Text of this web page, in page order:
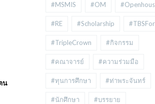
น
#MSMIS #OM
#RE #Scholarship
#TripleCrown #กิจกรรม
#คณาจารย์ #ความร่วมมือ
#ทุนการศึกษา #ท่าพระจันทร์
#นักศึกษา #บรรยาย